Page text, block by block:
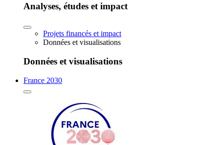
Analyses, études et impact
Projets financés et impact
Données et visualisations
Données et visualisations
France 2030